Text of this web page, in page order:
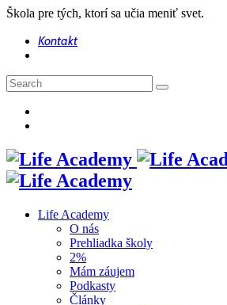
Škola pre tých, ktorí sa učia meniť svet.
Kontakt
Life Academy
O nás
Prehliadka školy
2%
Mám záujem
Podkasty
Články